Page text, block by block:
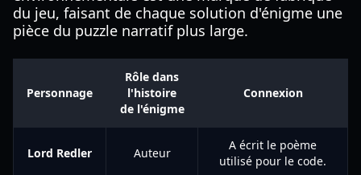
du jeu, faisant de chaque solution d'énigme une
pièce du puzzle narratif plus large.
Personnage
Rôle dans
l'histoire
de l'énigme
Connexion
Lord Redler Auteur
A écrit le poème
utilisé pour le code.